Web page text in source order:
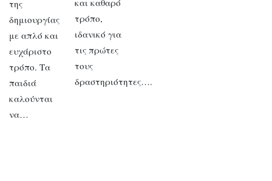
της
δημιουργίας
με απλό και
ευχάριστο
τρόπο. Τα
παιδιά
καλούνται
να…
και καθαρό
τρόπο,
ιδανικό για
τις πρώτες
τους
δραστηριότητες….